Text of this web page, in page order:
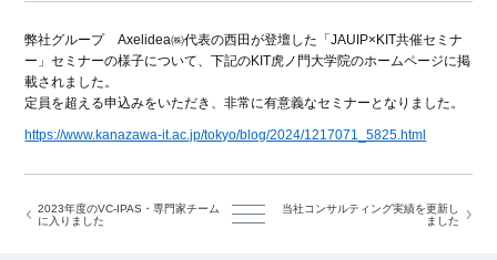
弊社グループ Axelidea㈱代表の西田が登壇した「JAUIP×KIT共催セミナ
ー」セミナーの様子について、下記のKIT虎ノ門大学院のホームページに掲
載されました。
定員を超える申込みをいただき、非常に有意義なセミナーとなりました。
https://www.kanazawa-it.ac.jp/tokyo/blog/2024/1217071_5825.html
2023年度のVC-IPAS・専門家チーム
に入りました
当社コンサルティング実績を更新し
ました